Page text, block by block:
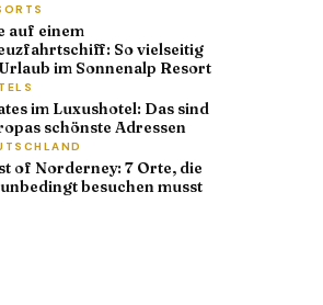
auf einem
So vielseitig
im Sonnenalp Resort
im Luxushotel: Das sind
schönste Adressen
of Norderney: 7 Orte, die
besuchen musst